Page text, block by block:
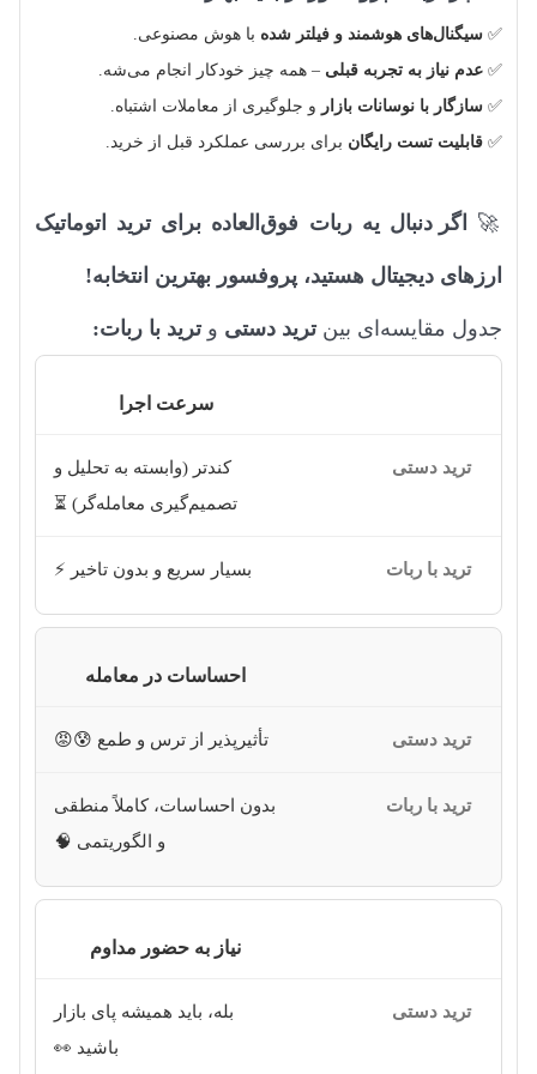
✅ سیگنال‌های هوشمند و فیلتر شده با هوش مصنوعی.
✅ عدم نیاز به تجربه قبلی – همه چیز خودکار انجام می‌شه.
✅ سازگار با نوسانات بازار و جلوگیری از معاملات اشتباه.
✅ قابلیت تست رایگان برای بررسی عملکرد قبل از خرید.
🚀 اگر دنبال یه ربات فوق‌العاده برای ترید اتوماتیک
ارزهای دیجیتال هستید، پروفسور بهترین انتخابه!
جدول مقایسه‌ای بینترید دستی وترید با ربات:
سرعت اجرا
کندتر (وابسته به تحلیل و
تصمیم‌گیری معامله‌گر) ⏳
بسیار سریع و بدون تاخیر ⚡️
احساسات در معامله
تأثیرپذیر از ترس و طمع 😰😡
بدون احساسات، کاملاً منطقی
و الگوریتمی 🧠
نیاز به حضور مداوم
بله، باید همیشه پای بازار
باشید 👀